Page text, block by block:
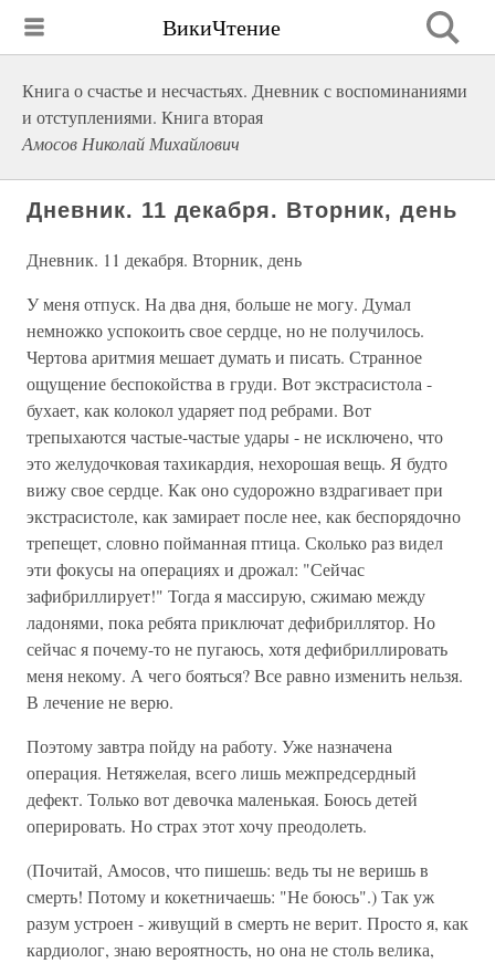
ВикиЧтение
Книга о счастье и несчастьях. Дневник с воспоминаниями
и отступлениями. Книга вторая
Амосов Николай Михайлович
Дневник. 11 декабря. Вторник, день
Дневник. 11 декабря. Вторник, день
У меня отпуск. На два дня, больше не могу. Думал
немножко успокоить свое сердце, но не получилось.
Чертова аритмия мешает думать и писать. Странное
ощущение беспокойства в груди. Вот экстрасистола -
бухает, как колокол ударяет под ребрами. Вот
трепыхаются частые-частые удары - не исключено, что
это желудочковая тахикардия, нехорошая вещь. Я будто
вижу свое сердце. Как оно судорожно вздрагивает при
экстрасистоле, как замирает после нее, как беспорядочно
трепещет, словно пойманная птица. Сколько раз видел
эти фокусы на операциях и дрожал: "Сейчас
зафибриллирует!" Тогда я массирую, сжимаю между
ладонями, пока ребята приключат дефибриллятор. Но
сейчас я почему-то не пугаюсь, хотя дефибриллировать
меня некому. А чего бояться? Все равно изменить нельзя.
В лечение не верю.
Поэтому завтра пойду на работу. Уже назначена
операция. Нетяжелая, всего лишь межпредсердный
дефект. Только вот девочка маленькая. Боюсь детей
оперировать. Но страх этот хочу преодолеть.
(Почитай, Амосов, что пишешь: ведь ты не веришь в
смерть! Потому и кокетничаешь: "Не боюсь".) Так уж
разум устроен - живущий в смерть не верит. Просто я, как
кардиолог, знаю вероятность, но она не столь велика,